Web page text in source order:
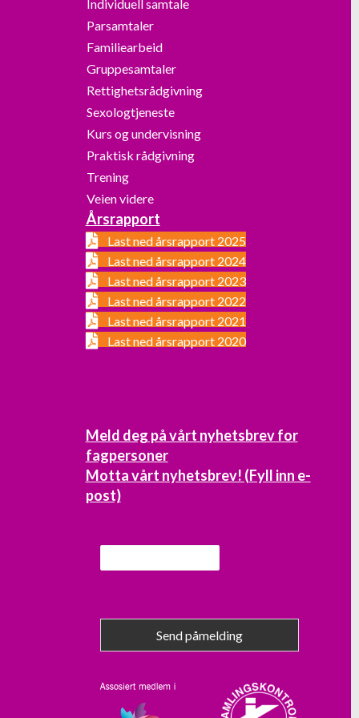
Individuell samtale
Parsamtaler
Familiearbeid
Gruppesamtaler
Rettighetsrådgivning
Sexologtjeneste
Kurs og undervisning
Praktisk rådgivning
Trening
Veien videre
Årsrapport
Last ned årsrapport 2025
Last ned årsrapport 2024
Last ned årsrapport 2023
Last ned årsrapport 2022
Last ned årsrapport 2021
Last ned årsrapport 2020
Meld deg på vårt nyhetsbrev for
fagpersoner
Motta vårt nyhetsbrev! (Fyll inn e-
post)
Send påmelding